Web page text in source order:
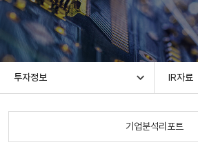
투자정보 IR자료
기업분석리포트